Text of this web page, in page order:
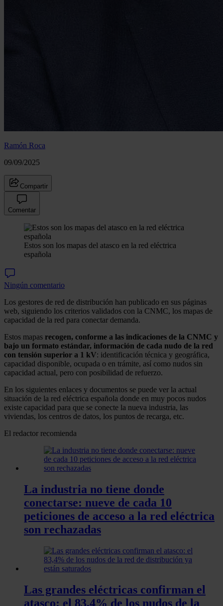
Ramón Roca
09/09/2025
Compartir
Comentar
Estos son los mapas del atasco en la red eléctrica
española
Ningún comentario
Los gestores de red de distribución han publicado en sus páginas
web, siguiendo los criterios validados con la CNMC, los mapas de
capacidad de la red para conectar demanda.
Estos mapas recogen, conforme a las indicaciones de la CNMC y
bajo un formato estándar, información de cada nudo de la red
con tensión superior a 1 kV: identificación técnica y geográfica,
capacidad disponible, ocupada o en trámite, así como nudos sin
capacidad actual, pero con posibilidad de refuerzo.
En los siguientes enlaces y documentos se puede ver la actual
situación de la red eléctrica española donde en muy pocos nudos
existe capacidad para que se conecte la nueva industria, las
viviendas, los centros de datos, los puntos de recarga, etc.
El redactor recomienda
La industria no tiene donde
conectarse: nueve de cada 10
peticiones de acceso a la red eléctrica
son rechazadas
Las grandes eléctricas confirman el
atasco: el 83,4% de los nudos de la